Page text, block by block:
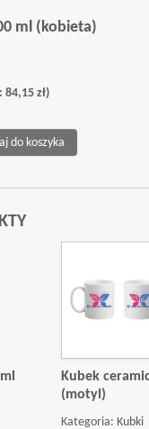
ml (kobieta)
84,15 zł)
Kubek
(motyl)
Kategoria:Kubki